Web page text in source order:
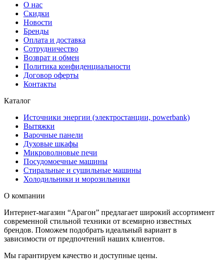
О нас
Скидки
Новости
Бренды
Оплата и доставка
Сотрудничество
Возврат и обмен
Политика конфиденциальности
Договор оферты
Контакты
Каталог
Источники энергии (электростанции, powerbank)
Вытяжки
Варочные панели
Духовые шкафы
Микроволновые печи
Посудомоечные машины
Стиральные и сушильные машины
Холодильники и морозильники
О компании
Интернет-магазин “Арагон” предлагает широкий ассортимент
современной стильной техники от всемирно известных
брендов. Поможем подобрать идеальный вариант в
зависимости от предпочтений наших клиентов.
Мы гарантируем качество и доступные цены.